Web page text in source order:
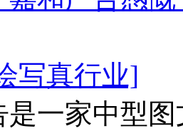
写真行业]
是一家中型